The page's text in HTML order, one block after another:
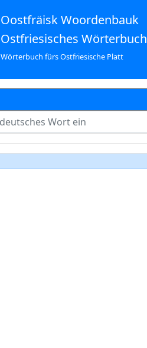
Oostfräisk Woordenbauk
Ostfriesisches Wörterbuch
Wörterbuch fürs Ostfriesische Platt